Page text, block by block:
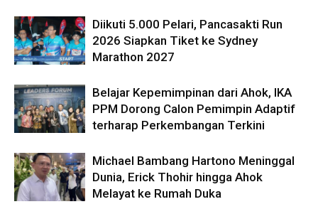
Diikuti 5.000 Pelari, Pancasakti Run
2026 Siapkan Tiket ke Sydney
Marathon 2027
Belajar Kepemimpinan dari Ahok, IKA
PPM Dorong Calon Pemimpin Adaptif
terharap Perkembangan Terkini
Michael Bambang Hartono Meninggal
Dunia, Erick Thohir hingga Ahok
Melayat ke Rumah Duka